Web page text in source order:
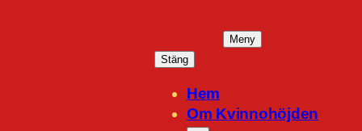
Meny
Stäng
Hem
Om Kvinnohöjden